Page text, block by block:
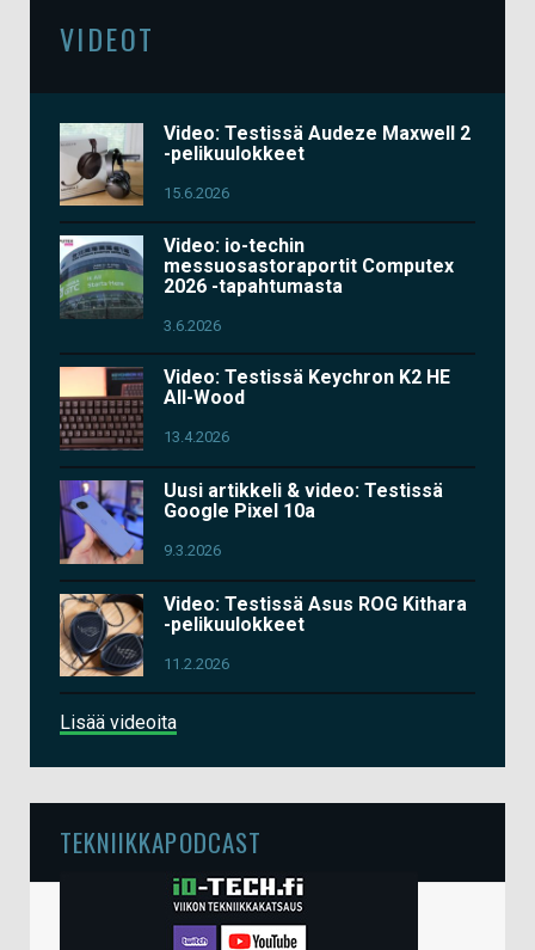
VIDEOT
Video: Testissä Audeze Maxwell 2
-pelikuulokkeet
15.6.2026
Video: io-techin
messuosastoraportit Computex
2026 -tapahtumasta
3.6.2026
Video: Testissä Keychron K2 HE
All-Wood
13.4.2026
Uusi artikkeli & video: Testissä
Google Pixel 10a
9.3.2026
Video: Testissä Asus ROG Kithara
-pelikuulokkeet
11.2.2026
Lisää videoita
TEKNIIKKAPODCAST